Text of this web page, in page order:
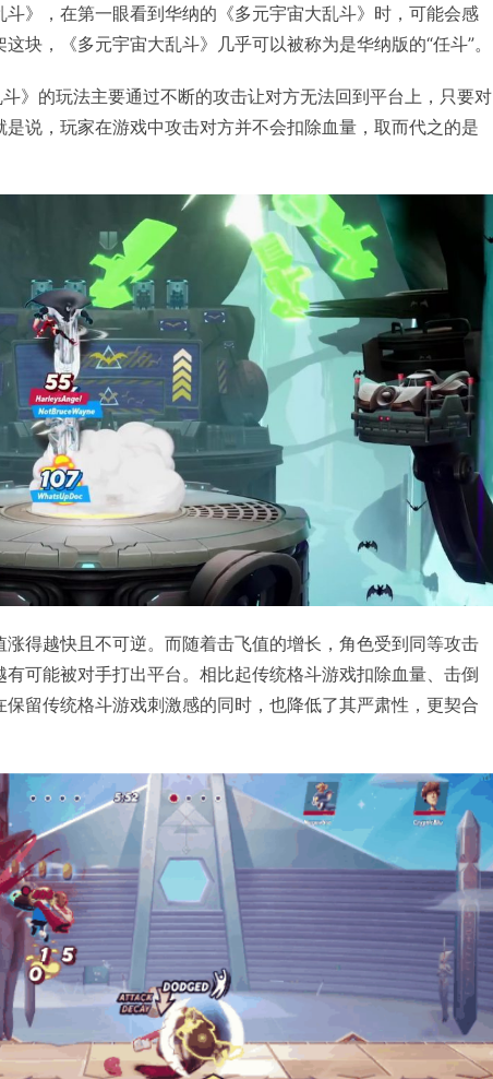
》，在第一眼看到华纳的《多元宇宙大乱斗》时，可能会感
块，《多元宇宙大乱斗》几乎可以被称为是华纳版的“任斗”。
》的玩法主要通过不断的攻击让对方无法回到平台上，只要对
说，玩家在游戏中攻击对方并不会扣除血量，取而代之的是
得越快且不可逆。而随着击飞值的增长，角色受到同等攻击
可能被对手打出平台。相比起传统格斗游戏扣除血量、击倒
留传统格斗游戏刺激感的同时，也降低了其严肃性，更契合